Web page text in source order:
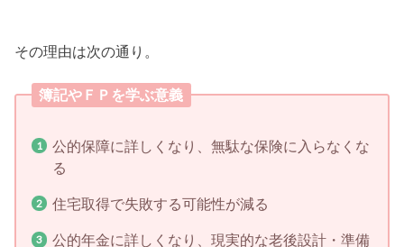
その理由は次の通り。
簿記やＦＰを学ぶ意義
公的保障に詳しくなり、無駄な保険に入らなくな
る
住宅取得で失敗する可能性が減る
公的年金に詳しくなり、現実的な老後設計・準備